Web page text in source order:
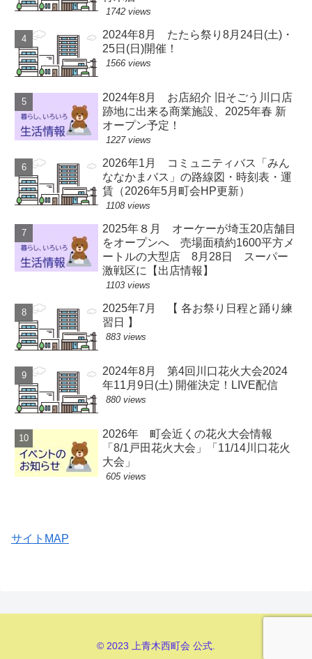
1742 views
2024年8月 たたら祭り8月24日(土)・
25日(日)開催！
1566 views
2024年8月 お店紹介 旧そごう川口店
跡地に出来る商業施設、2025年春 新
オープン予定！
1227 views
2026年1月 コミュニティバス「みん
ななかまバス」の路線図・時刻表・運
賃（2026年5月町会HP更新）
1108 views
2025年８月 オーケーが埼玉20店舗目
をオープンへ 売場面積約1600平方メ
ートルの大型店 8月28日 スーパー
激戦区に【出店情報】
1103 views
2025年7月 【 各お祭り日程と踊り練
習日 】
883 views
2024年8月 第4回川口花火大会2024
年11月9日(土) 開催決定！LIVE配信
880 views
2026年 町会近くの花火大会情報
「8/1戸田花火大会」「11/14川口花火
大会」
605 views
サイトMAP
© 2023 上青木西町会 公式.